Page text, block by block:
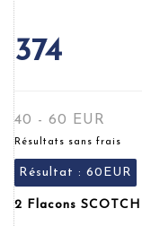
374
40 - 60 EUR
Résultats sans frais
Résultat : 60EUR
2 Flacons